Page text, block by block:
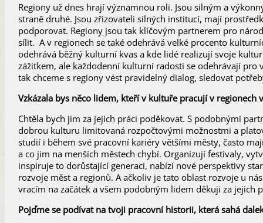
Regiony už dnes hrají významnou roli. Jsou silným a
straně druhé. Jsou zřizovateli silných institucí, mají
podporovat. Regiony jsou tak klíčovým partnerem pro
sílit. A v regionech se také odehrává velké procento
odehrává běžný kulturní kvas a kde lidé realizují svoje
zážitkem, ale každodenní kulturní radosti se odehrávají
tak chceme s regiony vést pravidelný dialog, sledovat
Vzkázala bys něco lidem, kteří v kultuře pracují v
Chtěla bych jim za jejich práci poděkovat. S podobnými
dobrou kulturu limitovaná rozpočtovými možnostmi a
studií i během své pracovní kariéry většími městy, často
a co jim na menších městech chybí. Organizují festivaly,
inspiruje to dorůstající generaci, nabízí nové perspektivy
rozvoje měst a regionů. A ačkoliv je tato oblast rozvoje u
vracím na začátek a všem podobným lidem děkuji za jejich
Pojďme se podívat na tvoji pracovní historii, která sahá